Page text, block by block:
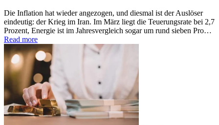
Die Inflation hat wieder angezogen, und diesmal ist der Auslöser
eindeutig: der Krieg im Iran. Im März liegt die Teuerungsrate bei 2,7
Prozent, Energie ist im Jahresvergleich sogar um rund sieben Pro…
Read more